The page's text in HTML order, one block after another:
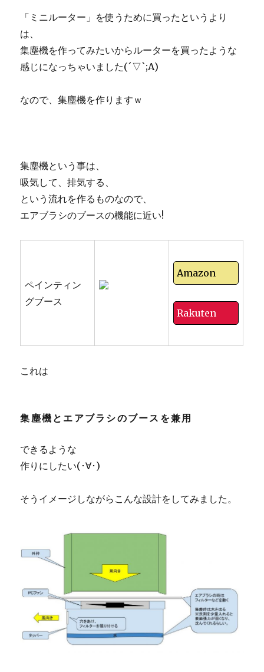
「ミニルーター」を使うために買ったというより
は、
集塵機を作ってみたいからルーターを買ったような
感じになっちゃいました(´▽`;A)
なので、集塵機を作りますｗ
集塵機という事は、
吸気して、排気する、
という流れを作るものなので、
エアブラシのブースの機能に近い!
ペインティン
グブース
Amazon
Rakuten
これは
集塵機とエアブラシのブースを兼用
できるような
作りにしたい(･∀･)
そうイメージしながらこんな設計をしてみました。